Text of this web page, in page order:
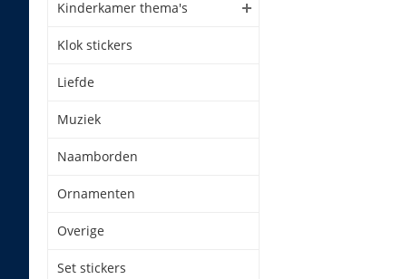
Kinderkamer thema's
Klok stickers
Liefde
Muziek
Naamborden
Ornamenten
Overige
Set stickers